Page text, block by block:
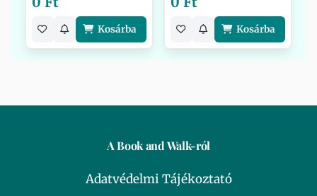
Kosárba Kosárba
A Book and Walk-ról
Adatvédelmi Tájékoztató